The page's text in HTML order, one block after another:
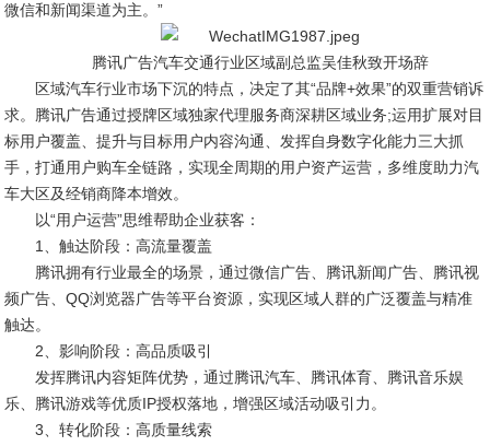
微信和新闻渠道为主。”
腾讯广告汽车交通行业区域副总监吴佳秋致开场辞
区域汽车行业市场下沉的特点，决定了其“品牌+效果”的双重营销诉
求。腾讯广告通过授牌区域独家代理服务商深耕区域业务;运用扩展对目
标用户覆盖、提升与目标用户内容沟通、发挥自身数字化能力三大抓
手，打通用户购车全链路，实现全周期的用户资产运营，多维度助力汽
车大区及经销商降本增效。
以“用户运营”思维帮助企业获客：
1、触达阶段：高流量覆盖
腾讯拥有行业最全的场景，通过微信广告、腾讯新闻广告、腾讯视
频广告、QQ浏览器广告等平台资源，实现区域人群的广泛覆盖与精准
触达。
2、影响阶段：高品质吸引
发挥腾讯内容矩阵优势，通过腾讯汽车、腾讯体育、腾讯音乐娱
乐、腾讯游戏等优质IP授权落地，增强区域活动吸引力。
3、转化阶段：高质量线索